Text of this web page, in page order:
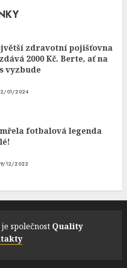
zdravotní pojišťovna
2000 Kč. Berte, ať na
vyzbude
01/2024
fotbalová legenda
12/2022
společnost Quality